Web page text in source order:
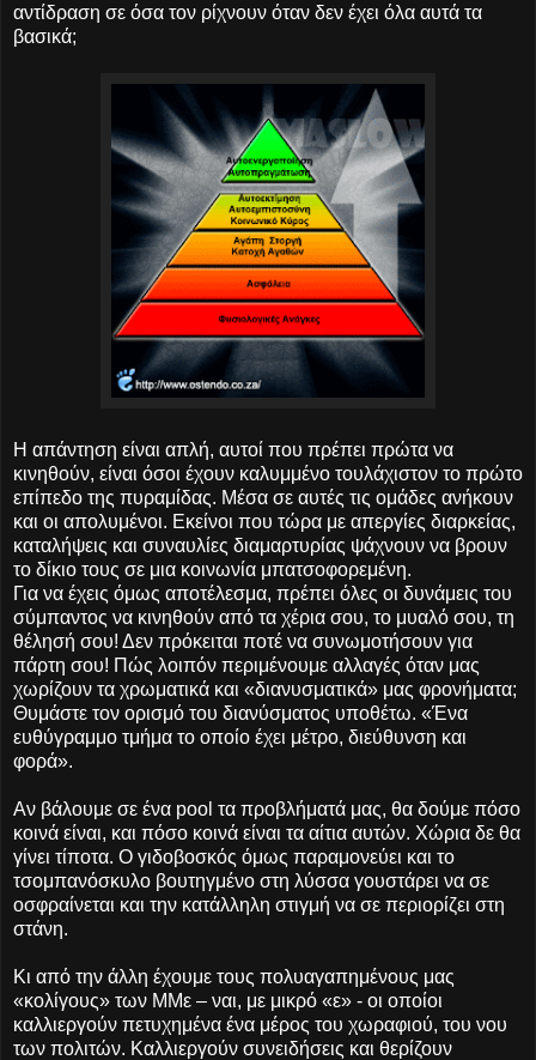
αντίδραση σε όσα τον ρίχνουν όταν δεν έχει όλα αυτά τα
βασικά;
Η απάντηση είναι απλή, αυτοί που πρέπει πρώτα να
κινηθούν, είναι όσοι έχουν καλυμμένο τουλάχιστον το πρώτο
επίπεδο της πυραμίδας. Μέσα σε αυτές τις ομάδες ανήκουν
και οι απολυμένοι. Εκείνοι που τώρα με απεργίες διαρκείας,
καταλήψεις και συναυλίες διαμαρτυρίας ψάχνουν να βρουν
το δίκιο τους σε μια κοινωνία μπατσοφορεμένη.
Για να έχεις όμως αποτέλεσμα, πρέπει όλες οι δυνάμεις του
σύμπαντος να κινηθούν από τα χέρια σου, το μυαλό σου, τη
θέλησή σου! Δεν πρόκειται ποτέ να συνωμοτήσουν για
πάρτη σου! Πώς λοιπόν περιμένουμε αλλαγές όταν μας
χωρίζουν τα χρωματικά και «διανυσματικά» μας φρονήματα;
Θυμάστε τον ορισμό του διανύσματος υποθέτω. «Ένα
ευθύγραμμο τμήμα το οποίο έχει μέτρο, διεύθυνση και
φορά».
Αν βάλουμε σε ένα pool τα προβλήματά μας, θα δούμε πόσο
κοινά είναι, και πόσο κοινά είναι τα αίτια αυτών. Χώρια δε θα
γίνει τίποτα. Ο γιδοβοσκός όμως παραμονεύει και το
τσομπανόσκυλο βουτηγμένο στη λύσσα γουστάρει να σε
οσφραίνεται και την κατάλληλη στιγμή να σε περιορίζει στη
στάνη.
Κι από την άλλη έχουμε τους πολυαγαπημένους μας
«κολίγους» των ΜΜε – ναι, με μικρό «ε» - οι οποίοι
καλλιεργούν πετυχημένα ένα μέρος του χωραφιού, του νου
των πολιτών. Καλλιεργούν συνειδήσεις και θερίζουν